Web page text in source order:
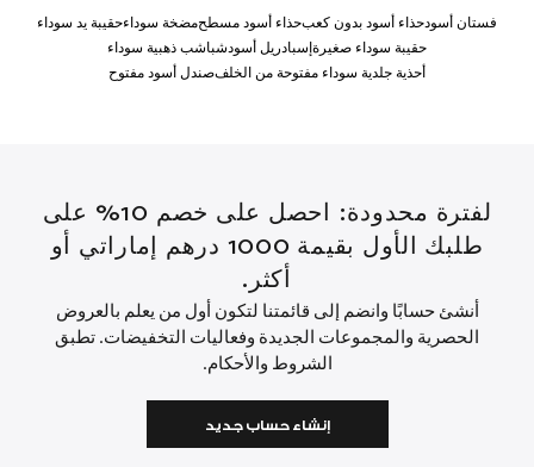
فستان أسودحذاء أسود بدون كعبحذاء أسود مسطحمضخة سوداءحقيبة يد سوداء
حقيبة سوداء صغيرة إسبادريل أسودشباشب ذهبية سوداء
أحذية جلدية سوداء مفتوحة من الخلفصندل أسود مفتوح
لفترة محدودة: احصل على خصم 10% على
طلبك الأول بقيمة 1000 درهم إماراتي أو
أكثر.
أنشئ حسابًا وانضم إلى قائمتنا لتكون أول من يعلم بالعروض
الحصرية والمجموعات الجديدة وفعاليات التخفيضات. تطبق
الشروط والأحكام.
إنشاء حساب جديد